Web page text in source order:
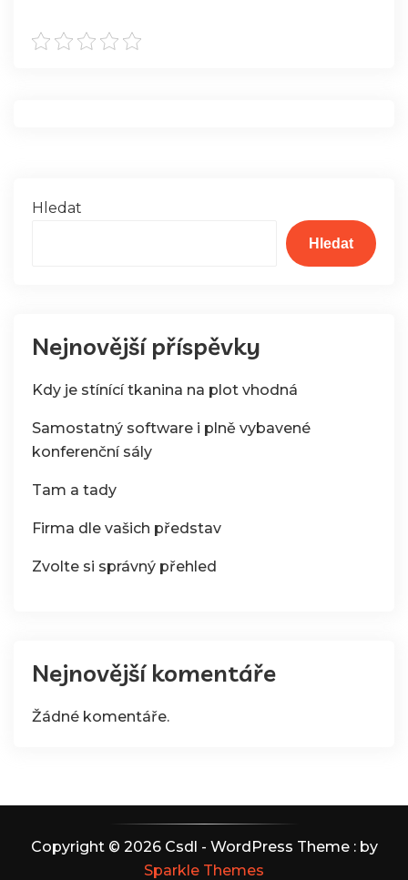
Hledat
Hledat
Nejnovější příspěvky
Kdy je stínící tkanina na plot vhodná
Samostatný software i plně vybavené
konferenční sály
Tam a tady
Firma dle vašich představ
Zvolte si správný přehled
Nejnovější komentáře
Žádné komentáře.
Copyright © 2026 Csdl - WordPress Theme : by
Sparkle Themes